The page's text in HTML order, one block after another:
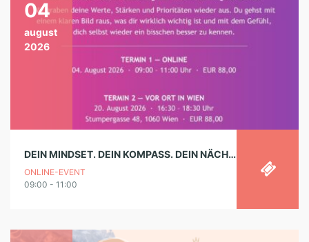
04
august
2026
DEIN MINDSET. DEIN KOMPASS. DEIN NÄCHSTER SCHRITT. – WORKSHOP
ONLINE-EVENT
09:00 - 11:00